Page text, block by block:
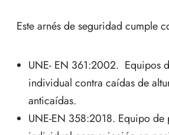
Este arnés de seguridad cumple
UNE- EN 361:2002. Equipos
individual contra caídas de
anticaídas.
UNE-EN 358:2018. Equipo de